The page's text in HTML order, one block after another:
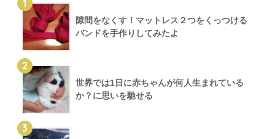
1
隙間をなくす！マットレス２つをくっつける
バンドを手作りしてみたよ
2
世界では1日に赤ちゃんが何人生まれている
か？に思いを馳せる
3